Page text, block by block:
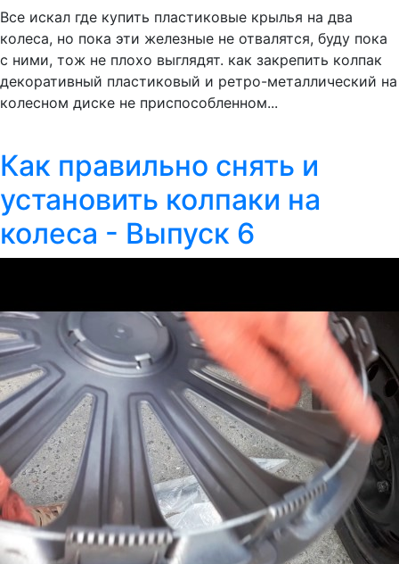
Все искал где купить пластиковые крылья на два
колеса, но пока эти железные не отвалятся, буду пока
с ними, тож не плохо выглядят. как закрепить колпак
декоративный пластиковый и ретро-металлический на
колесном диске не приспособленном...
Как правильно снять и
установить колпаки на
колеса - Выпуск 6